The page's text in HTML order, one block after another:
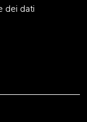
dei dati